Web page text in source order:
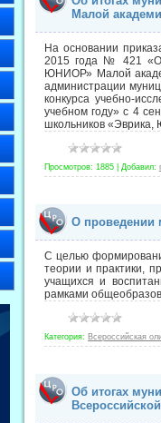
Малой
На основании
2015 года № 421 «Об
ЮНИОР» Малой
администрации
конкурса учебно-
учебном году» с 4
школьников
Просмотров: 1885 Добавил:
О проведении
С целью
теории и практики,
учащихся и
рамками
Категория: Всероссийская
Об итогах